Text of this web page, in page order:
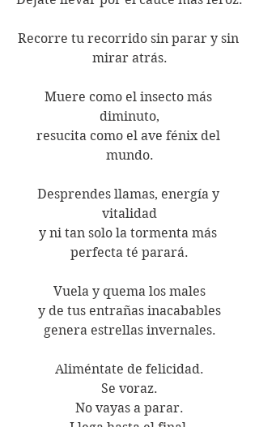
Recorre tu recorrido sin parar y sin
mirar atrás.
Muere como el insecto más
diminuto,
resucita como el ave fénix del
mundo.
Desprendes llamas, energía y
vitalidad
y ni tan solo la tormenta más
perfecta té parará.
Vuela y quema los males
y de tus entrañas inacabables
genera estrellas invernales.
Aliméntate de felicidad.
Se voraz.
No vayas a parar.